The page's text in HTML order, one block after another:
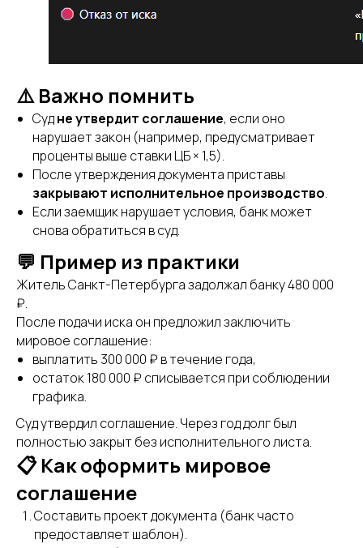
⚠️ Важно помнить
Судне утвердит соглашение, если оно
нарушает закон (например, предусматривает
проценты выше ставки ЦБ × 1,5).
После утверждения документа приставы
закрывают исполнительное производство.
Если заемщик нарушает условия, банк может
снова обратиться в суд.
💬 Пример из практики
Житель Санкт-Петербурга задолжал банку 480 000
₽.
После подачи иска он предложил заключить
мировое соглашение:
выплатить 300 000 ₽ в течение года,
остаток 180 000 ₽ списывается при соблюдении
графика.
Суд утвердил соглашение. Через год долг был
полностью закрыт без исполнительного листа.
📋 Как оформить мировое
соглашение
Составить проект документа (банк часто
предоставляет шаблон).